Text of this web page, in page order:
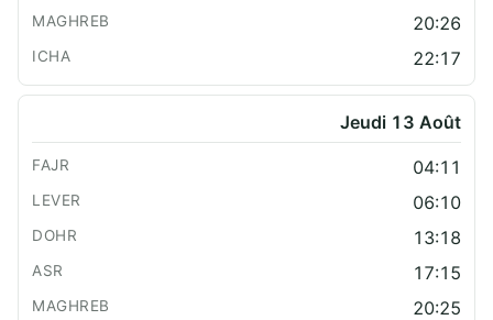
20:26
22:17
Jeudi 13 Août
04:11
06:10
13:18
17:15
20:25